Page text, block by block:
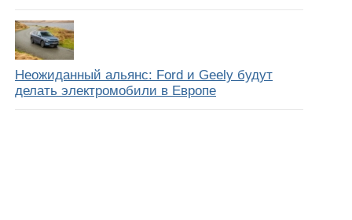
Неожиданный альянс: Ford и Geely будут
делать электромобили в Европе